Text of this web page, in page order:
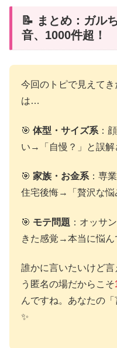
📝 まとめ：ガル
音、1000件超！
今回のトピで見えて
は…
🎯 体型・サイズ系 ：
い→「自慢？」と誤解
🎯 家族・お金系 ：専
住宅後悔→「贅沢な悩
🎯 モテ問題 ：オッサ
きた感覚→本当に悩ん
誰かに言いたいけど
う匿名の場だからこそ
んですね。あなたの
✨